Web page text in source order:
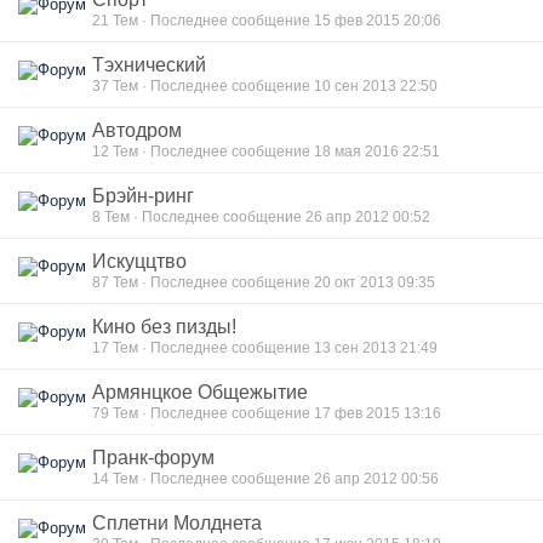
21 Тем · Последнее сообщение 15 фев 2015 20:06
Тэхнический
37 Тем · Последнее сообщение 10 сен 2013 22:50
Автодром
12 Тем · Последнее сообщение 18 мая 2016 22:51
Брэйн-ринг
8 Тем · Последнее сообщение 26 апр 2012 00:52
Искуццтво
87 Тем · Последнее сообщение 20 окт 2013 09:35
Кино без пизды!
17 Тем · Последнее сообщение 13 сен 2013 21:49
Армянцкое Общежытие
79 Тем · Последнее сообщение 17 фев 2015 13:16
Пранк-форум
14 Тем · Последнее сообщение 26 апр 2012 00:56
Сплетни Молднета